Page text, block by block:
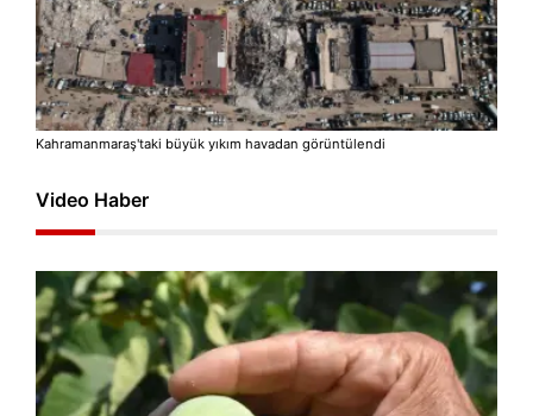
Kahramanmaraş'taki büyük yıkım havadan görüntülendi
Video Haber